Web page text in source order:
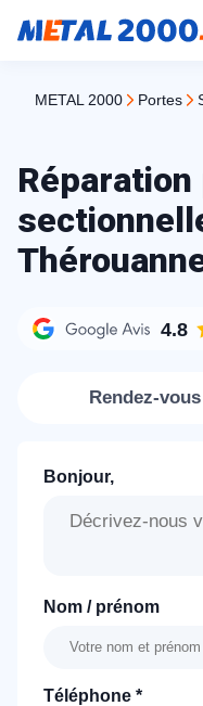
METAL 2000 portes
4.8
Rendez-vous
Bonjour,
Nom / prénom
Téléphone *